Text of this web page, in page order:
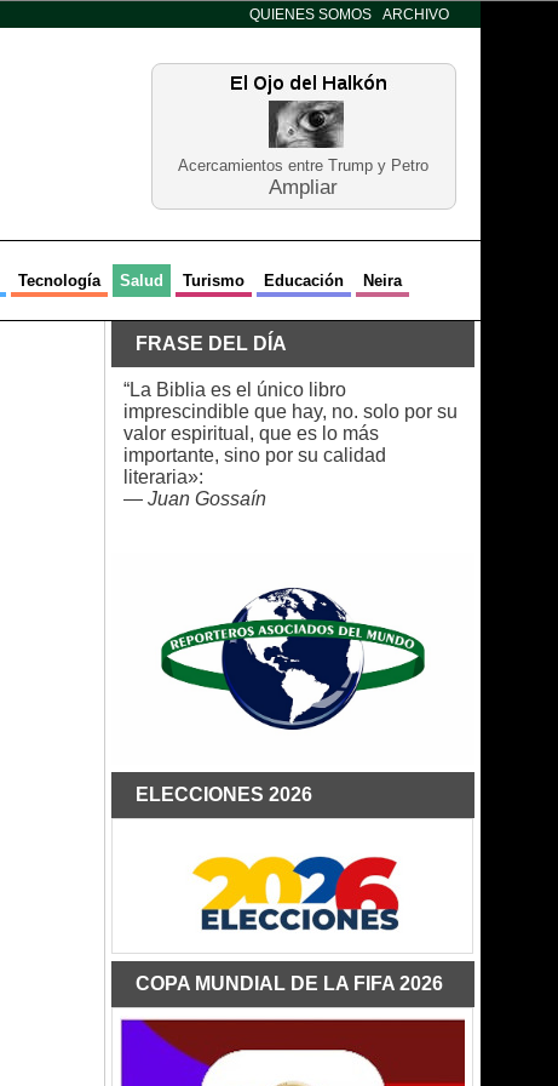
QUIENES SOMOS ARCHIVO
Acercamientos entre Trump y Petro
Ampliar
Tecnología Salud Turismo Educación Neira
FRASE DEL DÍA
“La Biblia es el único libro
imprescindible que hay, no. solo por su
valor espiritual, que es lo más
importante, sino por su calidad
literaria»:
— Juan Gossaín
ELECCIONES 2026
COPA MUNDIAL DE LA FIFA 2026